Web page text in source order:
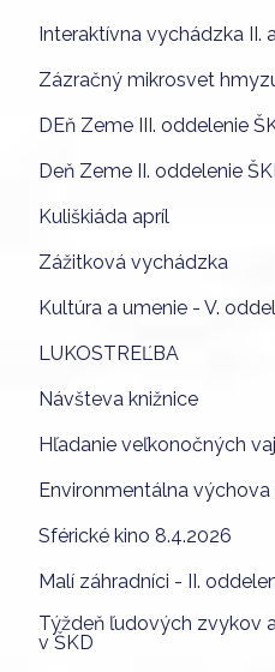
Interaktívna vychádzka II.
Zázračný mikrosvet
DEň Zeme III. oddelenie
Deň Zeme II. oddelenie
Kuliškiáda apríl
Zážitková vychádzka
Kultúra a umenie - V.
LUKOSTREĽBA
Návšteva knižnice
Hľadanie veľkonočných
Environmentálna výchova
Sférické kino 8.4.2026
Malí záhradníci - II.
Týždeň ľudových zvykov
v ŠKD